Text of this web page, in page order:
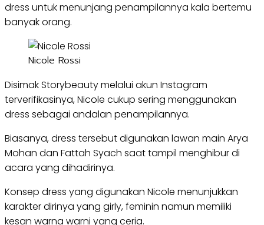
dress untuk menunjang penampilannya kala bertemu
banyak orang.
Nicole Rossi
Disimak Storybeauty melalui akun Instagram
terverifikasinya, Nicole cukup sering menggunakan
dress sebagai andalan penampilannya.
Biasanya, dress tersebut digunakan lawan main Arya
Mohan dan Fattah Syach saat tampil menghibur di
acara yang dihadirinya.
Konsep dress yang digunakan Nicole menunjukkan
karakter dirinya yang girly, feminin namun memiliki
kesan warna warni yang ceria.